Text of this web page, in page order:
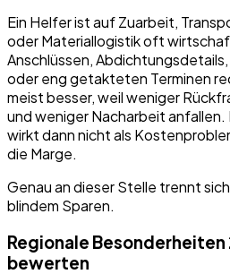
Ein Helfer ist auf Zuarbeit,
oder Materiallogistik oft
Anschlüssen,
oder eng getakteten Terminen
meist besser, weil weniger
und weniger Nacharbeit
wirkt dann nicht als
die Marge.
Genau an dieser Stelle trennt
blindem Sparen.
Regionale
bewerten